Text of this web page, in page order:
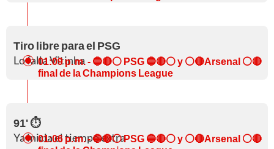
Tiro libre para el PSG
Lo falla Vitinha
01:09 p. m.- 🔵🔴⚪ PSG 🔵🔴⚪ y ⚪🔴Arsenal ⚪🔴
final de la Champions League
91' ⏱️
Ya inicia el tiempo extra
01:06 p. m.- 🔵🔴⚪ PSG 🔵🔴⚪ y ⚪🔴Arsenal ⚪🔴